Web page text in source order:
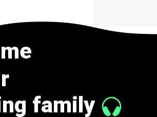
me
family